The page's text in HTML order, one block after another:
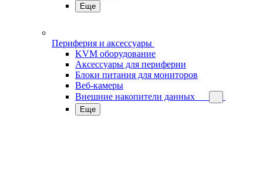
Еще
Периферия и аксессуары
KVM оборудование
Аксессуары для периферии
Блоки питания для мониторов
Веб-камеры
Внешние накопители данных
Еще